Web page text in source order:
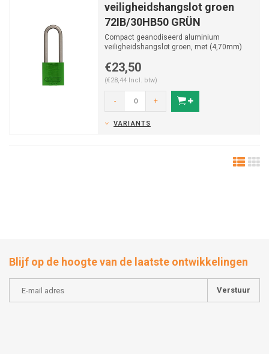
veiligheidshangslot groen
72IB/30HB50 GRÜN
Compact geanodiseerd aluminium
veiligheidshangslot groen, met (4,70mm)
€23,50
(€28,44 Incl. btw)
- +
VARIANTS
Blijf op de hoogte van de laatste ontwikkelingen
Verstuur